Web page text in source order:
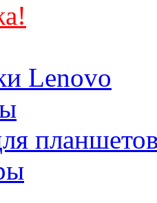
Lenovo